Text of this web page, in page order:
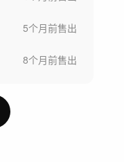
5个月前售出
8个月前售出